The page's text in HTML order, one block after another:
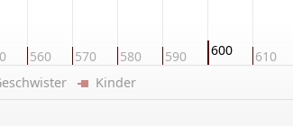
560 570 580 590 600 610
Kinder